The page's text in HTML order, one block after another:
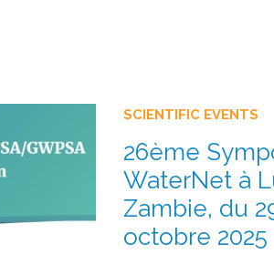
SCIENTIFIC EVENTS
26ème
WaterNet à
Zambie, du
octobre 2025